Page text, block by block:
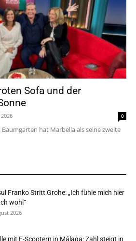
Sofa und der
0
hat Marbella als seine zweite
Franko Stritt Grohe: „Ich fühle mich hier
wohl“
2026
mit E-Scootern in Málaga: Zahl steigt in